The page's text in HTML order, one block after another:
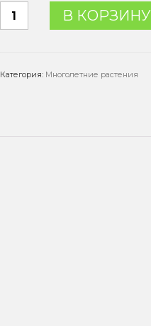
Количество
товара
(Овердам)
В КОРЗИНУ
Категория: Многолетние растения